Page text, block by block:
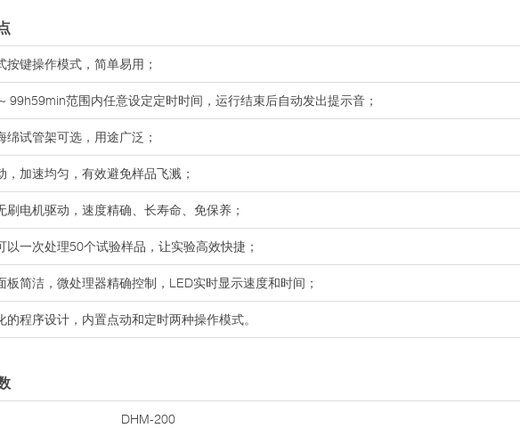
键操作模式，简单易用；
99h59min范围内任意设定定时时间，运行结束后自动发出提示音；
试管架可选，用途广泛；
加速均匀，有效避免样品飞溅；
电机驱动，速度精确、长寿命、免保养；
一次处理50个试验样品，让实验高效快捷；
简洁，微处理器精确控制，LED实时显示速度和时间；
程序设计，内置点动和定时两种操作模式。
DHM-200